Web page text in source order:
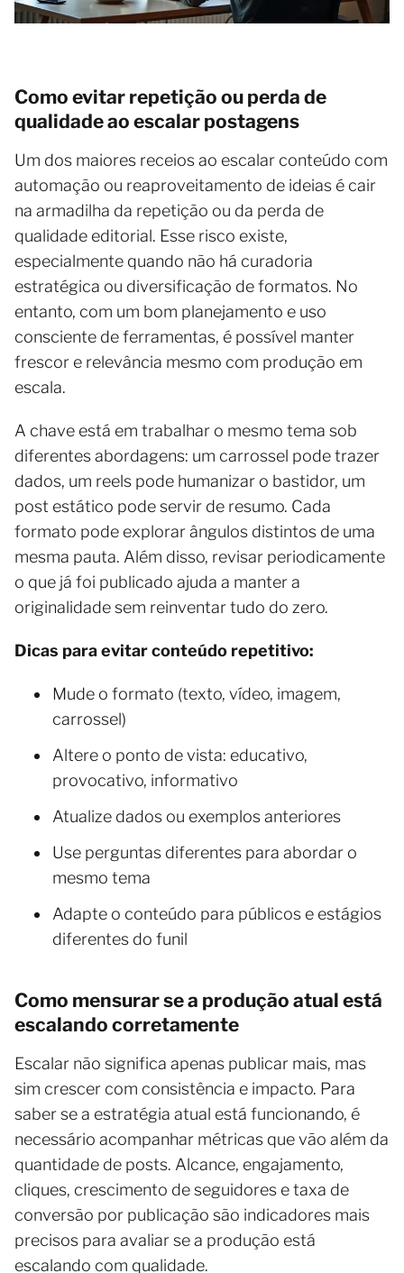
Como evitar repetição ou perda de
qualidade ao escalar postagens
Um dos maiores receios ao escalar conteúdo com
automação ou reaproveitamento de ideias é cair
na armadilha da repetição ou da perda de
qualidade editorial. Esse risco existe,
especialmente quando não há curadoria
estratégica ou diversificação de formatos. No
entanto, com um bom planejamento e uso
consciente de ferramentas, é possível manter
frescor e relevância mesmo com produção em
escala.
A chave está em trabalhar o mesmo tema sob
diferentes abordagens: um carrossel pode trazer
dados, um reels pode humanizar o bastidor, um
post estático pode servir de resumo. Cada
formato pode explorar ângulos distintos de uma
mesma pauta. Além disso, revisar periodicamente
o que já foi publicado ajuda a manter a
originalidade sem reinventar tudo do zero.
Dicas para evitar conteúdo repetitivo:
Mude o formato (texto, vídeo, imagem,
carrossel)
Altere o ponto de vista: educativo,
provocativo, informativo
Atualize dados ou exemplos anteriores
Use perguntas diferentes para abordar o
mesmo tema
Adapte o conteúdo para públicos e estágios
diferentes do funil
Como mensurar se a produção atual está
escalando corretamente
Escalar não significa apenas publicar mais, mas
sim crescer com consistência e impacto. Para
saber se a estratégia atual está funcionando, é
necessário acompanhar métricas que vão além da
quantidade de posts. Alcance, engajamento,
cliques, crescimento de seguidores e taxa de
conversão por publicação são indicadores mais
precisos para avaliar se a produção está
escalando com qualidade.